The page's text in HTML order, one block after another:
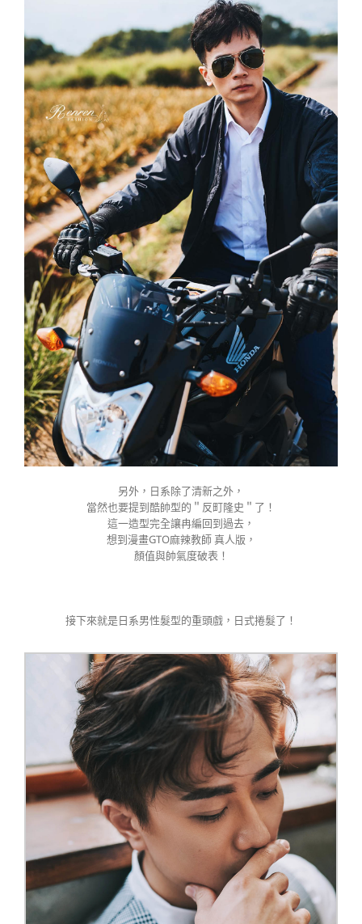
另外，日系除了清新之外，
當然也要提到酷帥型的＂反町隆史＂了！
這一造型完全讓冉編回到過去，
想到漫畫GTO麻辣教師 真人版，
顏值與帥氣度破表！
接下來就是日系男性髮型的重頭戲，日式捲髮了！